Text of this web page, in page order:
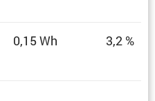
0,15 Wh 3,2 %